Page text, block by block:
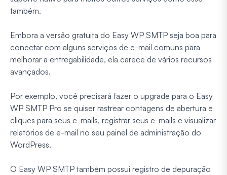
também.
Embora a versão gratuita do Easy WP SMTP seja boa para
conectar com alguns serviços de e-mail comuns para
melhorar a entregabilidade, ela carece de vários recursos
avançados.
Por exemplo, você precisará fazer o upgrade para o Easy
WP SMTP Pro se quiser rastrear contagens de abertura e
cliques para seus e-mails, registrar seus e-mails e visualizar
relatórios de e-mail no seu painel de administração do
WordPress.
O Easy WP SMTP também possui registro de depuração